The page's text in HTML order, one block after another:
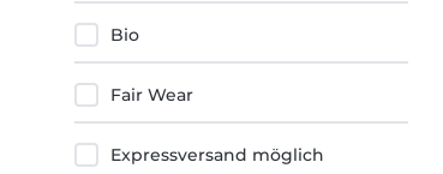
9-11 Jahre
10-11 Jahre
12-13 Jahre
12-14 Jahre
XS
S
Bio
Fair Wear
Expressversand möglich